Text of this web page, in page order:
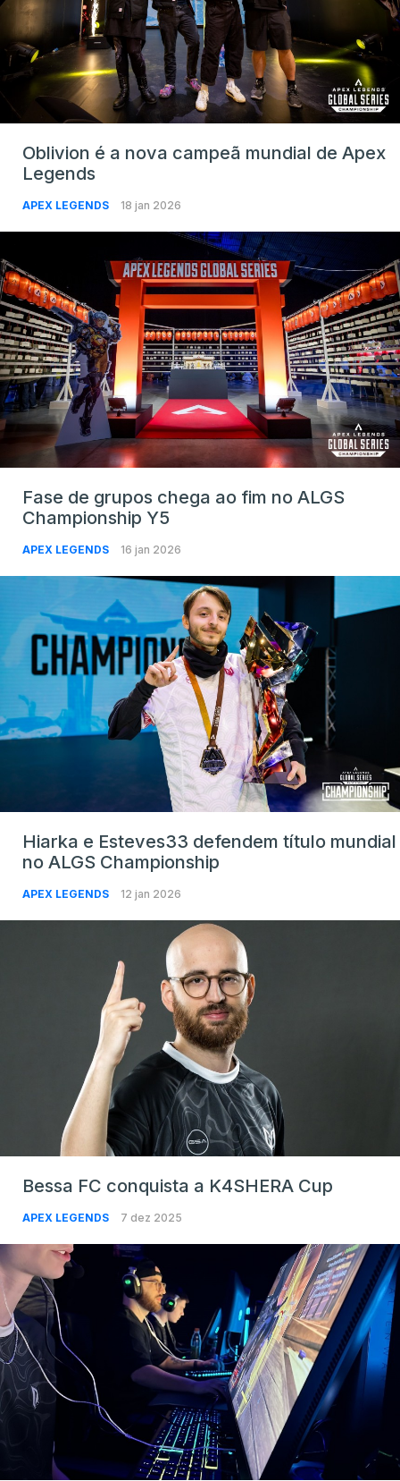
Oblivion é a nova campeã mundial de Apex
Legends
APEX LEGENDS 18 jan 2026
Fase de grupos chega ao fim no ALGS
Championship Y5
APEX LEGENDS 16 jan 2026
Hiarka e Esteves33 defendem título mundial
no ALGS Championship
APEX LEGENDS 12 jan 2026
Bessa FC conquista a K4SHERA Cup
APEX LEGENDS 7 dez 2025